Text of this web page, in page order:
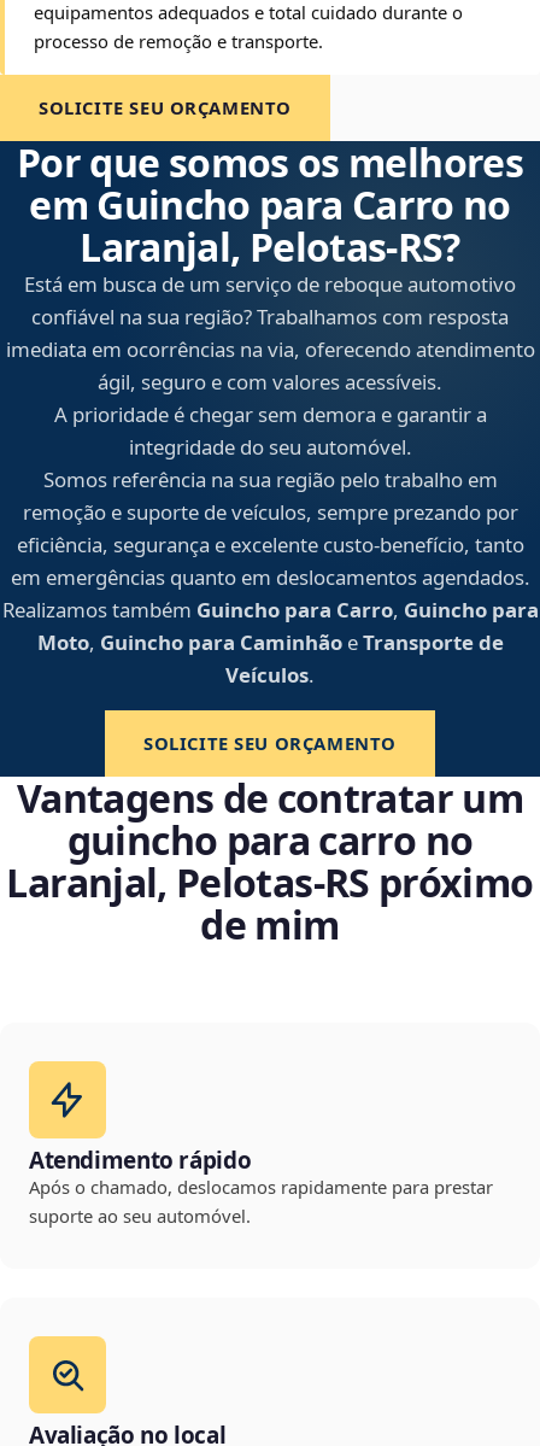
equipamentos adequados e total cuidado durante o
processo de remoção e transporte.
SOLICITE SEU ORÇAMENTO
Por que somos os melhores
em Guincho para Carro no
Laranjal, Pelotas‑RS?
Está em busca de um serviço de reboque automotivo
confiável na sua região? Trabalhamos com resposta
imediata em ocorrências na via, oferecendo atendimento
ágil, seguro e com valores acessíveis.
A prioridade é chegar sem demora e garantir a
integridade do seu automóvel.
Somos referência na sua região pelo trabalho em
remoção e suporte de veículos, sempre prezando por
eficiência, segurança e excelente custo-benefício, tanto
em emergências quanto em deslocamentos agendados.
Realizamos também Guincho para Carro, Guincho para
Moto, Guincho para CaminhãoeTransporte de
Veículos.
SOLICITE SEU ORÇAMENTO
Vantagens de contratar um
guincho para carro no
Laranjal, Pelotas‑RS próximo
de mim
Atendimento rápido
Após o chamado, deslocamos rapidamente para prestar
suporte ao seu automóvel.
Avaliação no local